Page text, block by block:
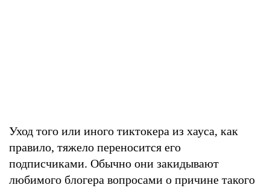
Уход того или иного тиктокера из хауса, как
правило, тяжело переносится его
подписчиками. Обычно они закидывают
любимого блогера вопросами о причине такого